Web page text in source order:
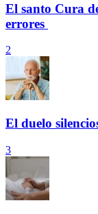
El santo Cura
errores
2
El duelo
3